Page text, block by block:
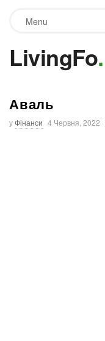
Menu
LivingFo.
Аваль
уФінанси 4 Червня, 2022